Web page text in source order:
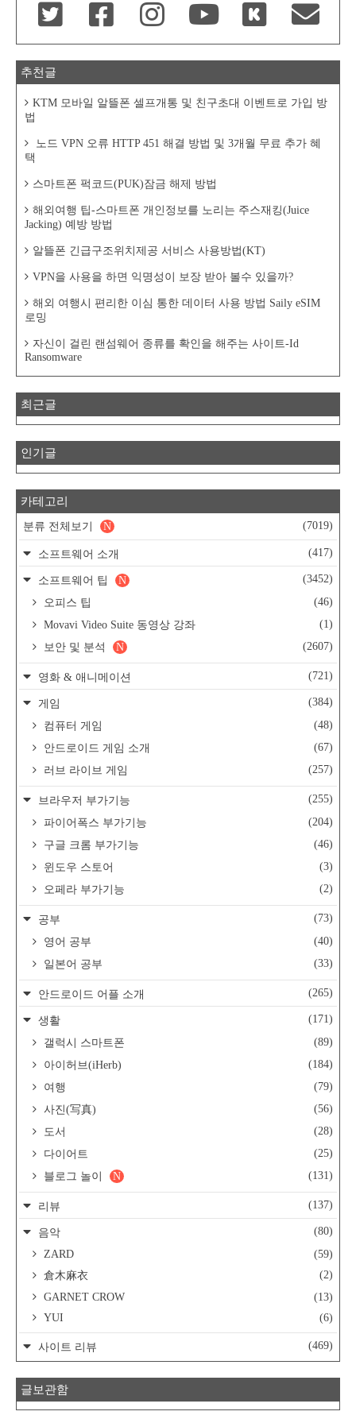
추천글
KTM 모바일 알뜰폰 셀프개통 및 친구초대 이벤트로 가입 방
법
노드 VPN 오류 HTTP 451 해결 방법 및 3개월 무료 추가 혜
택
스마트폰 퍽코드(PUK)잠금 해제 방법
해외여행 팁-스마트폰 개인정보를 노리는 주스재킹(Juice
Jacking) 예방 방법
알뜰폰 긴급구조위치제공 서비스 사용방법(KT)
VPN을 사용을 하면 익명성이 보장 받아 볼수 있을까?
해외 여행시 편리한 이심 통한 데이터 사용 방법 Saily eSIM
로밍
자신이 걸린 랜섬웨어 종류를 확인을 해주는 사이트-Id
Ransomware
최근글
인기글
카테고리
분류 전체보기 (7019)
N
소프트웨어 소개 (417)
소프트웨어 팁 (3452)
N
오피스 팁
(46)
Movavi Video Suite 동영상 강좌
(1)
보안 및 분석
(2607)
N
영화 & 애니메이션 (721)
게임
(384)
컴퓨터 게임
(48)
안드로이드 게임 소개
(67)
러브 라이브 게임
(257)
브라우저 부가기능
(255)
파이어폭스 부가기능
(204)
구글 크롬 부가기능
(46)
윈도우 스토어
(3)
오페라 부가기능
(2)
공부
(73)
영어 공부
(40)
일본어 공부
(33)
안드로이드 어플 소개 (265)
생활
(171)
갤럭시 스마트폰
(89)
아이허브(iHerb)
(184)
여행
(79)
사진(写真)
(56)
도서
(28)
다이어트
(25)
블로그 놀이
(131)
N
리뷰 (137)
음악
(80)
ZARD
(59)
倉木麻衣
(2)
GARNET CROW
(13)
YUI
(6)
사이트 리뷰 (469)
글보관함